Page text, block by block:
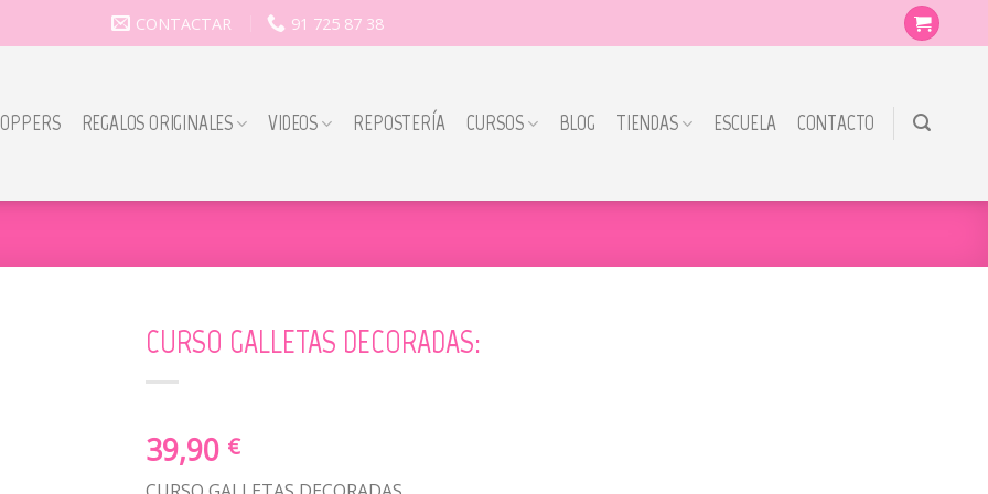
CONTACTAR 91 725 87 38
REGALOS ORIGINALES VIDEOS REPOSTERÍA CURSOS BLOG TIENDAS ESCUELA CONTACTO
CURSO GALLETAS DECORADAS:
39,90 €